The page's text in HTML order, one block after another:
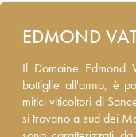
EDMOND
Il Domaine Edmond
all'anno, è poco
di Sancerre, con
dei Monts Damnés e
Il Domaine Edmond
bottiglie all'anno, è
mitici viticoltori di
si trovano a sud dei